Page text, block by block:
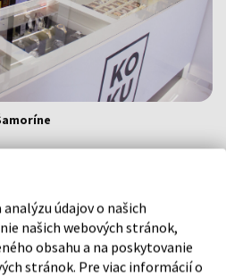
931 01
údajov o našich
našich webových stránok,
obsahu a na poskytovanie
stránok. Pre viac informácií o